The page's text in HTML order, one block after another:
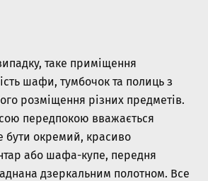
таке приміщення
шафи, тумбочок та полиць з
розміщення різних предметів.
передпокою вважається
бути окремий, красиво
або шафа-купе, передня
дзеркальним полотном. Все